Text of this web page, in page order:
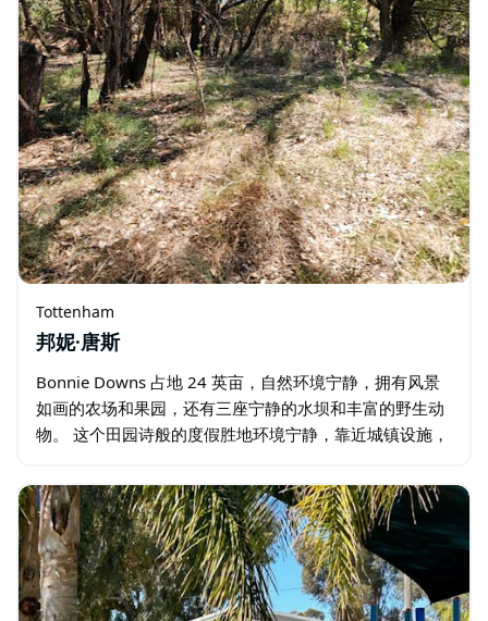
Tottenham
邦妮·唐斯
Bonnie Downs 占地 24 英亩，自然环境宁静，拥有风景
如画的农场和果园，还有三座宁静的水坝和丰富的野生动
物。 这个田园诗般的度假胜地环境宁静，靠近城镇设施，
常看到袋鼠家族…